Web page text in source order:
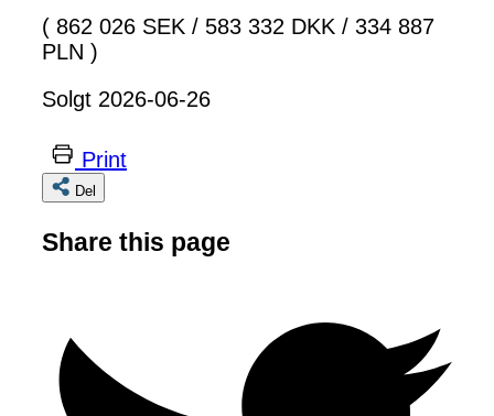
( 862 026 SEK / 583 332 DKK / 334 887
PLN )
Solgt 2026-06-26
Print
Del
Share this page